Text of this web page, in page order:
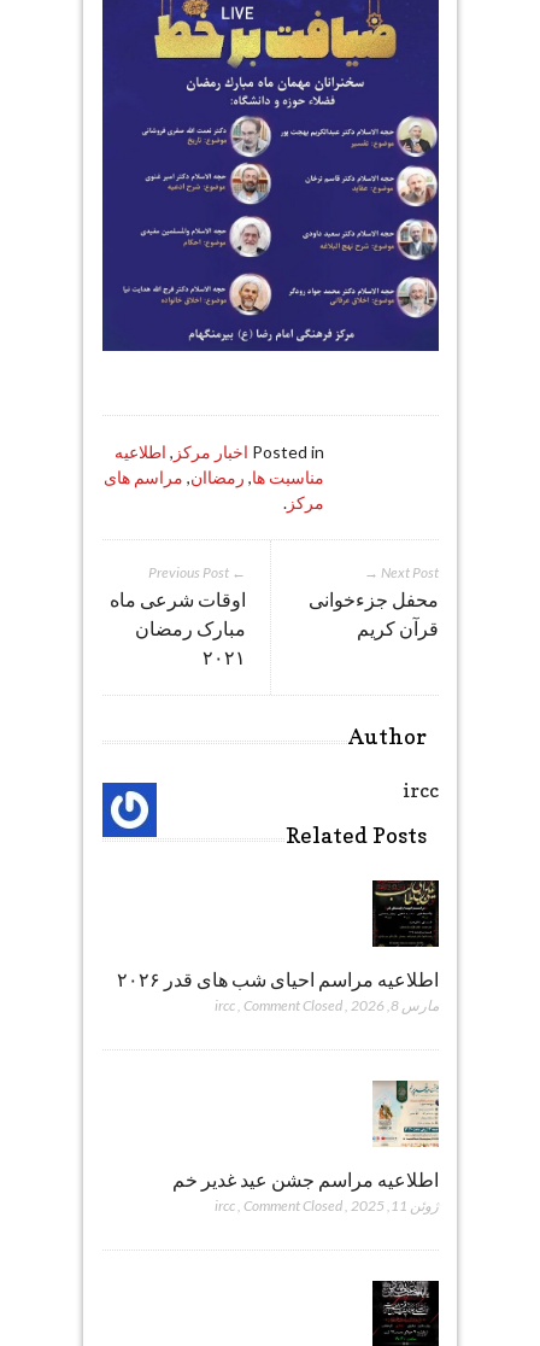
Posted in اخبار مرکز , اطلاعیه
مناسبت ها, رمضاان, مراسم های
مرکز.
Next Post →
محفل جزء‌خوانی
قرآن کریم
← Previous Post
اوقات شرعی ماه
مبارک رمضان
۲۰۲۱
Author
ircc
Related Posts
اطلاعیه مراسم احیای شب های قدر ۲۰۲۶
مارس 8, 2026 ,
ircc Comment Closed
اطلاعیه مراسم جشن عید غدیر خم
ژوئن 11, 2025 ,
ircc Comment Closed